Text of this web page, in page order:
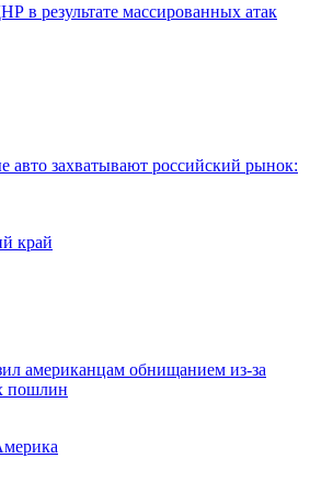
в результате массированных атак
авто захватывают российский рынок:
край
американцам обнищанием из-за
пошлин